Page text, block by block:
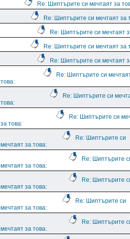
Re: Шиптърите си мечтаят за
Re: Шиптърите си мечтаят за
Re: Шиптърите си мечтаят
Re: Шиптърите си мечтаят за
Re: Шиптърите си мечтаят
Re: Шиптърите си
това:
Re: Шиптърите си
това:
Re: Шиптърите си
за това:
Re: Шиптърите си
мечтаят за това:
Re: Шиптърите
мечтаят за това:
Re: Шиптърите
мечтаят за това:
Re: Шиптърите си
мечтаят за това:
Re: Шиптърите
мечтаят за това: